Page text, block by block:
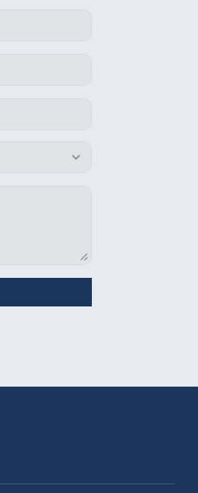
nosotros.
ayudarte?
tu situación con Banco Ciudad?